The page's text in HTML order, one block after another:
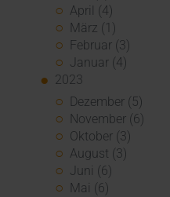
April (4)
März (1)
Februar (3)
Januar (4)
2023
Dezember (5)
November (6)
Oktober (3)
August (3)
Juni (6)
Mai (6)